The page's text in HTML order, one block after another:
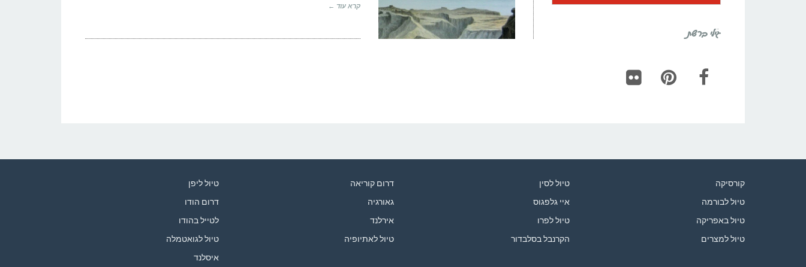
קרא עוד ←
גילי ברשת
קורסיקה
טיול לבורמה
טיול באפריקה
טיול למצרים
טיול לסין
איי גלפגוס
טיול לפרו
הקרנבל בסלבדור
דרום קוריאה
גאורגיה
אירלנד
טיול לאתיופיה
טיול ליפן
דרום הודו
לטייל בהודו
טיול לגואטמלה
איסלנד